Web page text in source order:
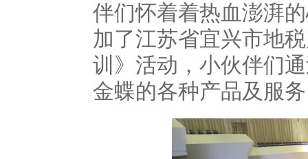
伴们怀着着热血澎湃
加了江苏省宜兴市地
训》活动，小伙伴们
金蝶的各种产品及服